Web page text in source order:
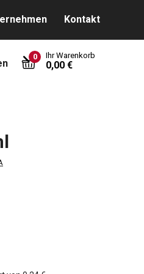
Kontakt
0 Ihr Warenkorb
0,00 €